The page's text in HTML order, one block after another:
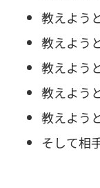
教えよう
教えよう
教えよう
教えよう
教えよう
そして相